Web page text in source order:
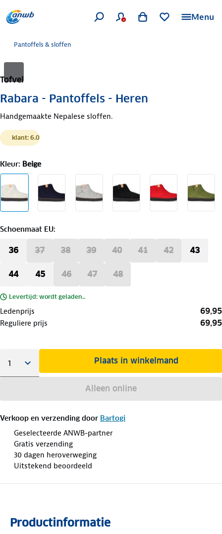
Menu
Pantoffels & sloffen
Tofvel
Rabara - Pantoffels - Heren
Handgemaakte Nepalese sloffen.
klant: 6.0
Kleur: Beige
Schoenmaat EU:
36 37 38 39 40 41 42 43
44 45 46 47 48
Levertijd: wordt geladen..
Ledenprijs 69,95
Reguliere prijs 69,95
Plaats in winkelmand
Alleen online
Verkoop en verzending door Bartogi
Geselecteerde ANWB-partner
Gratis verzending
30 dagen heroverweging
Uitstekend beoordeeld
Productinformatie